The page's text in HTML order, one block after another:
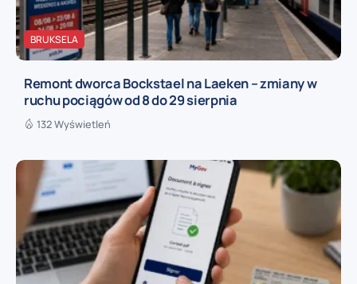
BRUKSELA
Remont dworca Bockstael na Laeken – zmiany w
ruchu pociągów od 8 do 29 sierpnia
132 Wyświetleń